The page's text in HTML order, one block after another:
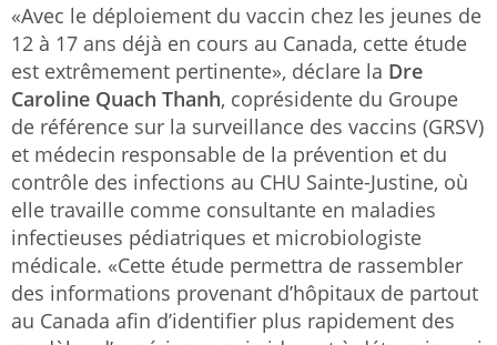
«Avec le déploiement du vaccin chez les jeunes de
12 à 17 ans déjà en cours au Canada, cette étude
est extrêmement pertinente», déclare la Dre
Caroline Quach Thanh, coprésidente du Groupe
de référence sur la surveillance des vaccins (GRSV)
et médecin responsable de la prévention et du
contrôle des infections au CHU Sainte-Justine, où
elle travaille comme consultante en maladies
infectieuses pédiatriques et microbiologiste
médicale. «Cette étude permettra de rassembler
des informations provenant d’hôpitaux de partout
au Canada afin d’identifier plus rapidement des